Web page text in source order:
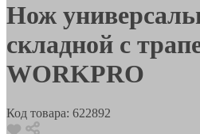
Нож
складной с
WORKPRO
Код товара: 622892